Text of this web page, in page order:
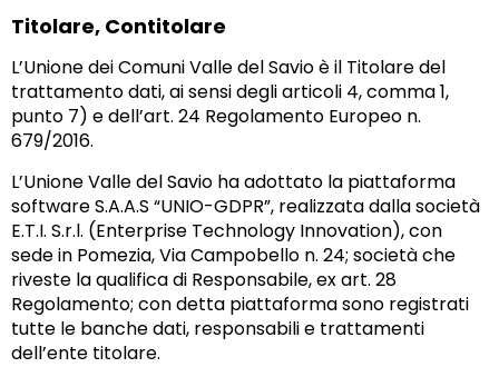
Titolare, Contitolare
L’Unione dei Comuni Valle del Savio è il Titolare del
trattamento dati, ai sensi degli articoli 4, comma 1,
punto 7) e dell’art. 24 Regolamento Europeo n.
679/2016.
L’Unione Valle del Savio ha adottato la piattaforma
software S.A.A.S “UNIO-GDPR”, realizzata dalla società
E.T.I. S.r.l. (Enterprise Technology Innovation), con
sede in Pomezia, Via Campobello n. 24; società che
riveste la qualifica di Responsabile, ex art. 28
Regolamento; con detta piattaforma sono registrati
tutte le banche dati, responsabili e trattamenti
dell’ente titolare.